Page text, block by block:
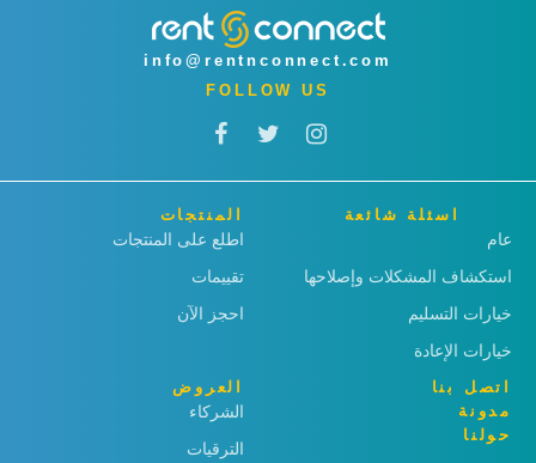
info@rentnconnect.com
FOLLOW US
المنتجات
اطلع على المنتجات
تقييمات
احجز الآن
اسئلة شائعة
عام
استكشاف المشكلات وإصلاحها
خيارات التسليم
خيارات الإعادة
العروض
الشركاء
الترقيات
اتصل بنا
مدونة
حولنا